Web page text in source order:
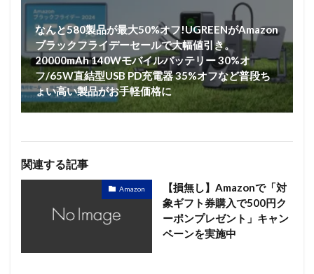
なんと580製品が最大50%オフ!UGREENがAmazon
ブラックフライデーセールで大幅値引き。
20000mAh 140Wモバイルバッテリー 30%オ
フ/65W直結型USB PD充電器 35%オフなど普段ち
ょい高い製品がお手軽価格に
関連する記事
Amazon
【損無し】Amazonで「対
象ギフト券購入で500円ク
ーポンプレゼント」キャン
ペーンを実施中